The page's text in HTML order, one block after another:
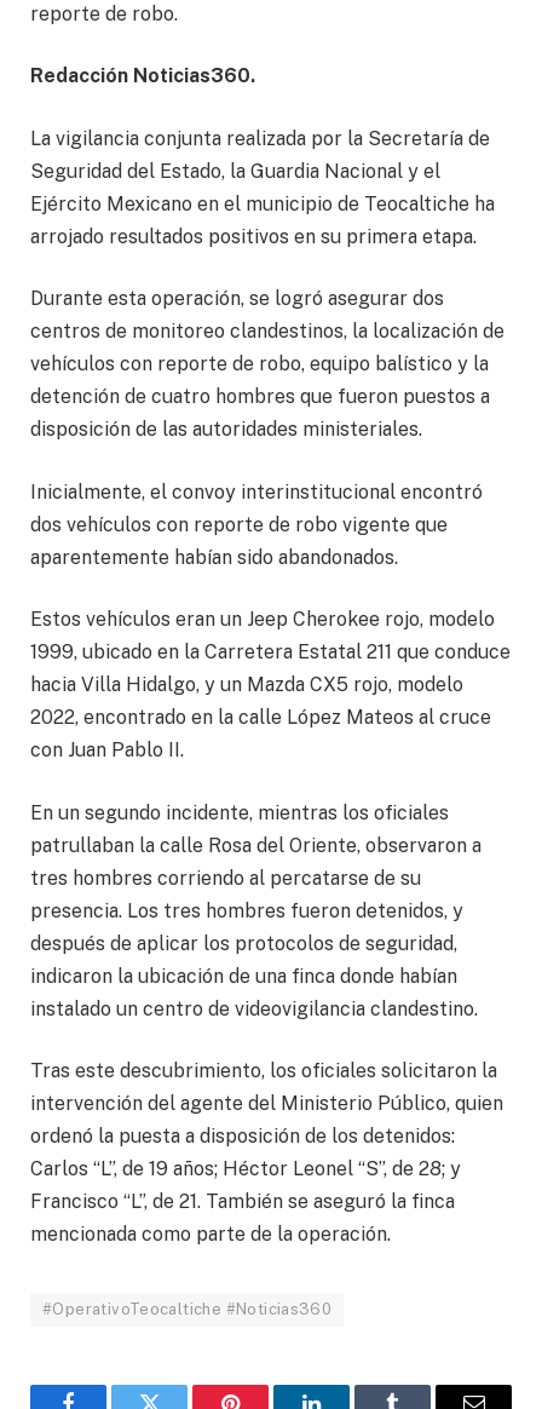
reporte de robo.
Redacción Noticias360.
La vigilancia conjunta realizada por la Secretaría de
Seguridad del Estado, la Guardia Nacional y el
Ejército Mexicano en el municipio de Teocaltiche ha
arrojado resultados positivos en su primera etapa.
Durante esta operación, se logró asegurar dos
centros de monitoreo clandestinos, la localización de
vehículos con reporte de robo, equipo balístico y la
detención de cuatro hombres que fueron puestos a
disposición de las autoridades ministeriales.
Inicialmente, el convoy interinstitucional encontró
dos vehículos con reporte de robo vigente que
aparentemente habían sido abandonados.
Estos vehículos eran un Jeep Cherokee rojo, modelo
1999, ubicado en la Carretera Estatal 211 que conduce
hacia Villa Hidalgo, y un Mazda CX5 rojo, modelo
2022, encontrado en la calle López Mateos al cruce
con Juan Pablo II.
En un segundo incidente, mientras los oficiales
patrullaban la calle Rosa del Oriente, observaron a
tres hombres corriendo al percatarse de su
presencia. Los tres hombres fueron detenidos, y
después de aplicar los protocolos de seguridad,
indicaron la ubicación de una finca donde habían
instalado un centro de videovigilancia clandestino.
Tras este descubrimiento, los oficiales solicitaron la
intervención del agente del Ministerio Público, quien
ordenó la puesta a disposición de los detenidos:
Carlos “L”, de 19 años; Héctor Leonel “S”, de 28; y
Francisco “L”, de 21. También se aseguró la finca
mencionada como parte de la operación.
#OperativoTeocaltiche #Noticias360